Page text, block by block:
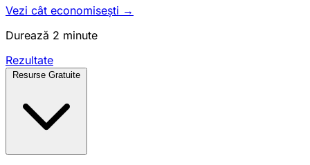
Vezi cât economisești →
Durează 2 minute
Rezultate
Resurse Gratuite